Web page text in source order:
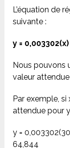
L’équation de
suivante :
y =
Nous pouvons
valeur
Par exemple,
attendue pour
y =
64,844